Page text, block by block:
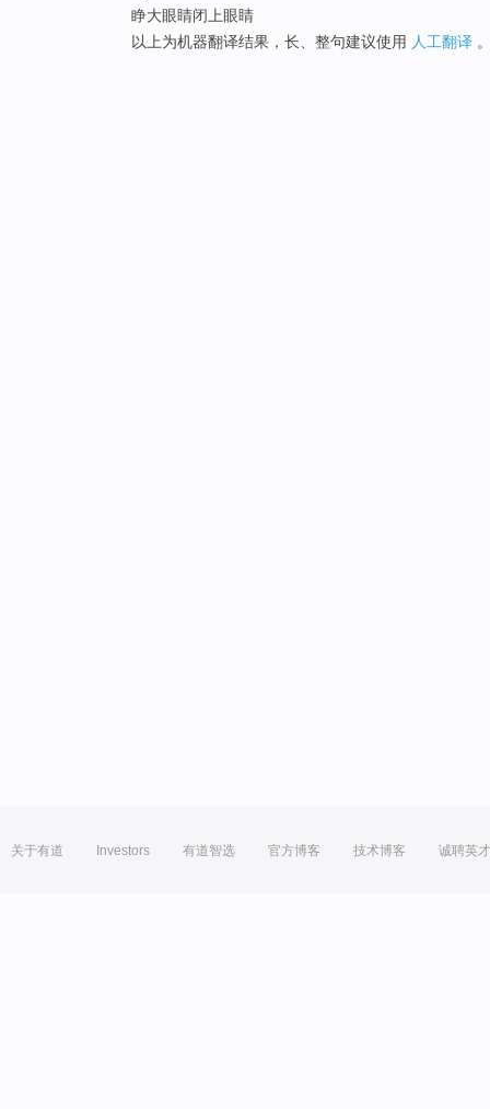
睁大眼睛闭上眼睛
以上为机器翻译结果，长、整句建议使用 人工翻译
关于有道 Investors 有道智选 官方博客 技术博客 诚聘英才